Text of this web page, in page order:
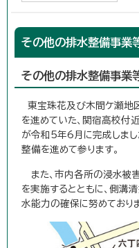
その他の排水整備事業
その他の排水整備事業
東宝珠花及び木間ケ瀬地
を進めていた、関宿高校
が令和5年6月に完成しまし
整備を進めて参ります。
また、市内各所の浸水被
を実施するとともに、側溝
水能力の確保に努めておりま